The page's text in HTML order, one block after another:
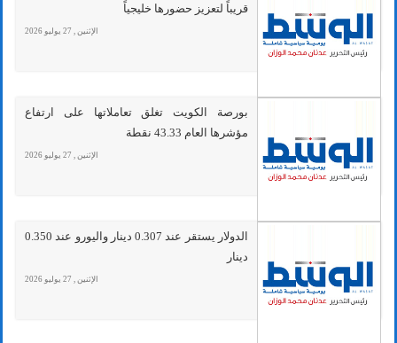
قريباً لتعزيز حضورها خليجياً
الإثنين , 27 يوليو 2026
بورصة الكويت تغلق تعاملاتها على ارتفاع
مؤشرها العام 43.33 نقطة
الإثنين , 27 يوليو 2026
الدولار يستقر عند 0.307 دينار واليورو عند 0.350
دينار
الإثنين , 27 يوليو 2026